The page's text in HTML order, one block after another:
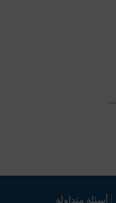
أسئلة متداولة